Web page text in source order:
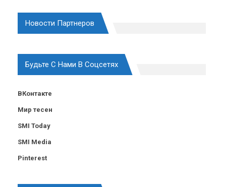
Новости Партнеров
Будьте С Нами В Соцсетях
ВКонтакте
Мир тесен
SMI Today
SMI Media
Pinterest